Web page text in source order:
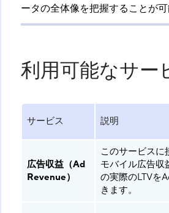
ータの全体像を把握することが可
利用可能なサー
サービス 説明
広告収益（Ad
Revenue）
このサービスに
モバイル広告収
の実際のLTVを
きます。